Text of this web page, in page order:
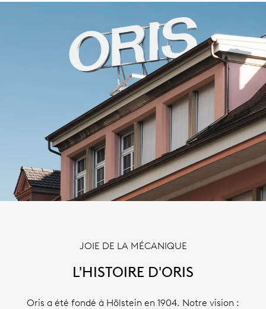
JOIE DE LA MÉCANIQUE
L'HISTOIRE D'ORIS
Oris a été fondé à Hölstein en 1904. Notre vision :